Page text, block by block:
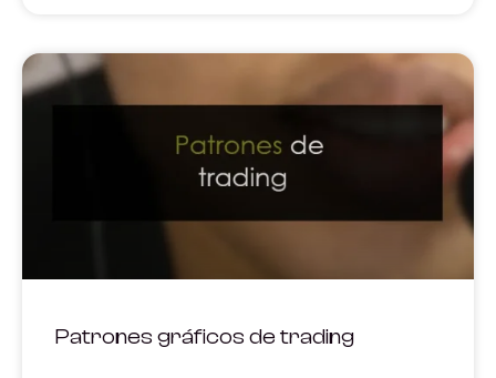
Patrones gráficos de trading